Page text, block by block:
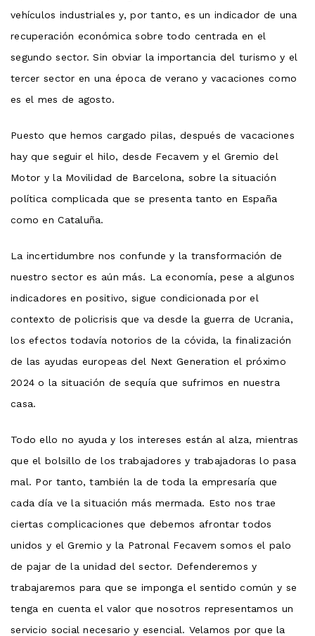
vehículos industriales y, por tanto, es un indicador de una
recuperación económica sobre todo centrada en el
segundo sector. Sin obviar la importancia del turismo y el
tercer sector en una época de verano y vacaciones como
es el mes de agosto.
Puesto que hemos cargado pilas, después de vacaciones
hay que seguir el hilo, desde Fecavem y el Gremio del
Motor y la Movilidad de Barcelona, ​​sobre la situación
política complicada que se presenta tanto en España
como en Cataluña.
La incertidumbre nos confunde y la transformación de
nuestro sector es aún más. La economía, pese a algunos
indicadores en positivo, sigue condicionada por el
contexto de policrisis que va desde la guerra de Ucrania,
los efectos todavía notorios de la cóvida, la finalización
de las ayudas europeas del Next Generation el próximo
2024 o la situación de sequía que sufrimos en nuestra
casa.
Todo ello no ayuda y los intereses están al alza, mientras
que el bolsillo de los trabajadores y trabajadoras lo pasa
mal. Por tanto, también la de toda la empresaría que
cada día ve la situación más mermada. Esto nos trae
ciertas complicaciones que debemos afrontar todos
unidos y el Gremio y la Patronal Fecavem somos el palo
de pajar de la unidad del sector. Defenderemos y
trabajaremos para que se imponga el sentido común y se
tenga en cuenta el valor que nosotros representamos un
servicio social necesario y esencial. Velamos por que la